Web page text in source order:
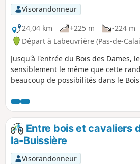
Visorandonneur
24,04 km
+225 m -224 m
Départ à Labeuvrière (Pas-de-
Jusqu'à l'entrée du Bois des Dames,
sensiblement le même que cette
beaucoup de possibilités dans le
chemins. La fin de parcours passe
d'atteindre la Chartreuse des Dames
des Sablières.C'est long, tortueux,
goudron et avec un dénivelé qui
période humide.L'utilisation de
fortement conseillée.
Entre bois et cavaliers
la-Buissière
Visorandonneur